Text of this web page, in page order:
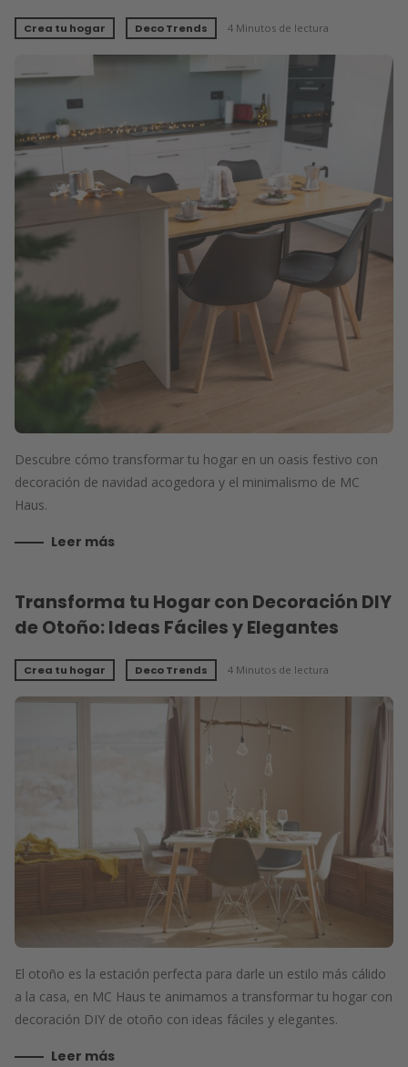
Crea tu hogar Deco Trends 4 Minutos de lectura
Descubre cómo transformar tu hogar en un oasis festivo con
decoración de navidad acogedora y el minimalismo de MC
Haus.
Leer más
Transforma tu Hogar con Decoración DIY
de Otoño: Ideas Fáciles y Elegantes
Crea tu hogar Deco Trends 4 Minutos de lectura
El otoño es la estación perfecta para darle un estilo más cálido
a la casa, en MC Haus te animamos a transformar tu hogar con
decoración DIY de otoño con ideas fáciles y elegantes.
Leer más